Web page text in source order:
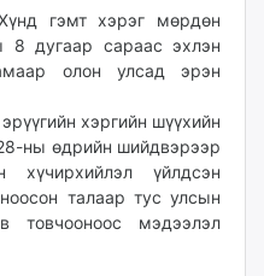
гэмт хэрэг мөрдөн
8 дугаар сараас эхлэн
олон улсад эрэн
хэргийн шүүхийн
ны өдрийн шийдвэрээр
хүчирхийлэл үйлдсэн
талаар тус улсын
товчооноос мэдээлэл